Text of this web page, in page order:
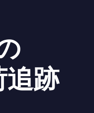
追跡